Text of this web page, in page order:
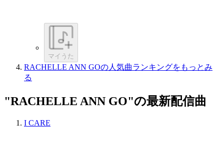
マイうた
RACHELLE ANN GOの人気曲ランキングをもっとみ
る
"RACHELLE ANN GO"の最新配信曲
I CARE